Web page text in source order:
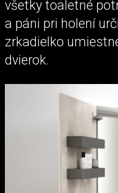
všetky toaletné
a páni pri holení
zrkadielko
dvierok.